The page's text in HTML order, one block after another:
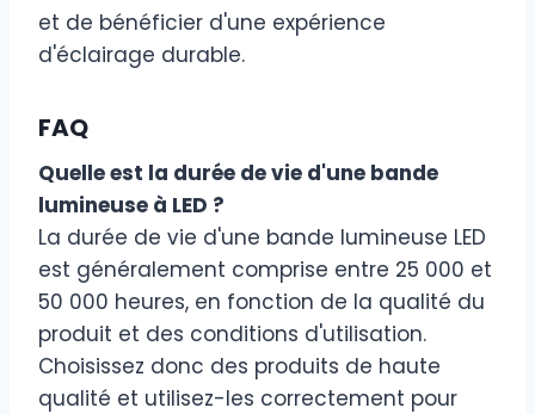
et de bénéficier d'une expérience
d'éclairage durable.
FAQ
Quelle est la durée de vie d'une bande
lumineuse à LED ?
La durée de vie d'une bande lumineuse LED
est généralement comprise entre 25 000 et
50 000 heures, en fonction de la qualité du
produit et des conditions d'utilisation.
Choisissez donc des produits de haute
qualité et utilisez-les correctement pour